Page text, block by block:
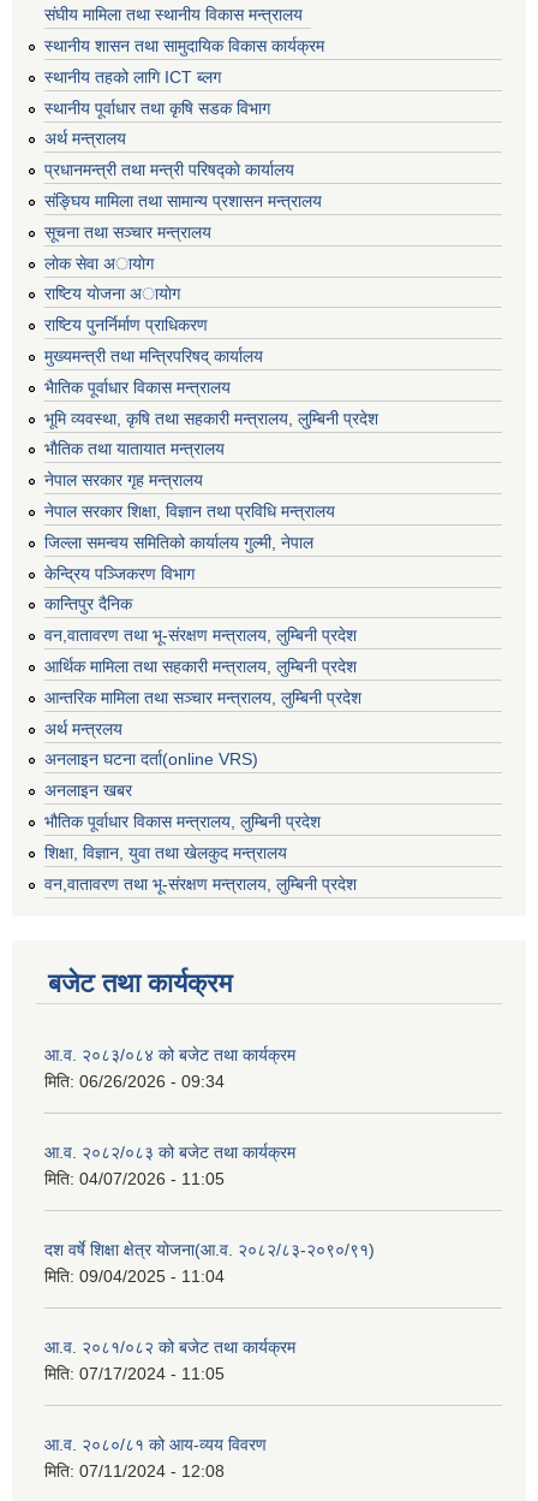
संघीय मामिला तथा स्थानीय विकास मन्त्रालय
स्थानीय शासन तथा सामुदायिक विकास कार्यक्रम
स्थानीय तहको लागि ICT ब्लग
स्थानीय पूर्वाधार तथा कृषि सडक विभाग
अर्थ मन्त्रालय
प्रधानमन्त्री तथा मन्त्री परिषद्काे कार्यालय
संङ्घिय मामिला तथा सामान्य प्रशासन मन्त्रालय
सूचना तथा सञ्चार मन्त्रालय
लाेक सेवा अायाेग
राष्टिय याेजना अायाेग
राष्टिय पुनर्निर्माण प्राधिकरण
मुख्यमन्त्री तथा मन्त्रिपरिषद् कार्यालय
भैातिक पूर्वाधार विकास मन्त्रालय
भूमि व्यवस्था, कृषि तथा सहकारी मन्त्रालय, लु्म्बिनी प्रदेश
भाैतिक तथा यातायात मन्त्रालय
नेपाल सरकार गृह मन्त्रालय
नेपाल सरकार शिक्षा, विज्ञान तथा प्रविधि मन्त्रालय
जिल्ला समन्वय समितिको कार्यालय गुल्मी, नेपाल
केन्द्रिय पञ्जिकरण विभाग
कान्तिपुर दैनिक
वन,वातावरण तथा भू-संरक्षण मन्त्रालय, लुम्बिनी प्रदेश
आर्थिक मामिला तथा सहकारी मन्त्रालय, लुम्बिनी प्रदेश
आन्तरिक मामिला तथा सञ्चार मन्त्रालय, लुम्बिनी प्रदेश
अर्थ मन्त्रलय
अनलाइन घटना दर्ता(online VRS)
अनलाइन खबर
भौतिक पूर्वाधार विकास मन्त्रालय, लुम्बिनी प्रदेश
शिक्षा, विज्ञान, युवा तथा खेलकुद मन्‍‍त्रालय
वन,वातावरण तथा भू-संरक्षण मन्त्रालय, लुम्बिनी प्रदेश
बजेट तथा कार्यक्रम
आ.व. २०८३/०८४ को बजेट तथा कार्यक्रम
मिति: 06/26/2026 - 09:34
आ.व. २०८२/०८३ को बजेट तथा कार्यक्रम
मिति: 04/07/2026 - 11:05
दश वर्षे शिक्षा क्षेत्र योजना(आ.व. २०८२/८३-२०९०/९१)
मिति: 09/04/2025 - 11:04
आ.व. २०८१/०८२ को बजेट तथा कार्यक्रम
मिति: 07/17/2024 - 11:05
आ.व. २०८०/८१ को आय-व्यय विवरण
मिति: 07/11/2024 - 12:08